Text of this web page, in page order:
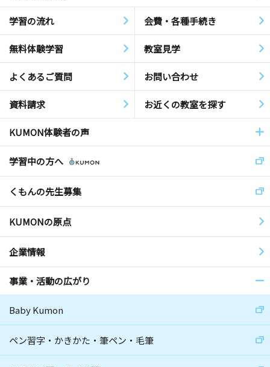
学習の流れ 会費・各種手続き
無料体験学習 教室見学
よくあるご質問 お問い合わせ
資料請求 お近くの教室を探す
KUMON体験者の声
学習中の方へ
くもんの先生募集
KUMONの原点
企業情報
事業・活動の広がり
Baby Kumon
ペン習字・かきかた・筆ペン・毛筆